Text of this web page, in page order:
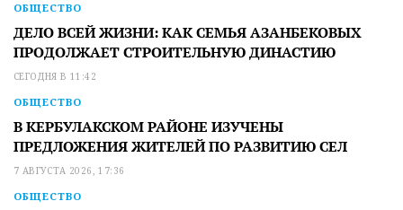
ОБЩЕСТВО
ДЕЛО ВСЕЙ ЖИЗНИ: КАК СЕМЬЯ АЗАНБЕКОВЫХ
ПРОДОЛЖАЕТ СТРОИТЕЛЬНУЮ ДИНАСТИЮ
СЕГОДНЯ В 11:42
ОБЩЕСТВО
В КЕРБУЛАКСКОМ РАЙОНЕ ИЗУЧЕНЫ
ПРЕДЛОЖЕНИЯ ЖИТЕЛЕЙ ПО РАЗВИТИЮ СЕЛ
7 АВГУСТА 2026, 17:36
ОБЩЕСТВО